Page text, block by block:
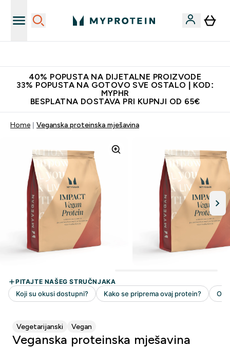
40% POPUSTA NA DIJETALNE PROIZVODE
33% POPUSTA NA GOTOVO SVE OSTALO | KOD:
MYPHR
BESPLATNA DOSTAVA PRI KUPNJI OD 65€
Home Veganska proteinska mješavina
Vegetarijanski Vegan
Veganska proteinska mješavina